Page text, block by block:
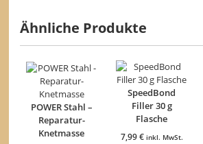
Ähnliche Produkte
POWER Stahl –
Reparatur-
Knetmasse
SpeedBond
Filler 30 g
Flasche
7,99€ inkl. MwSt.